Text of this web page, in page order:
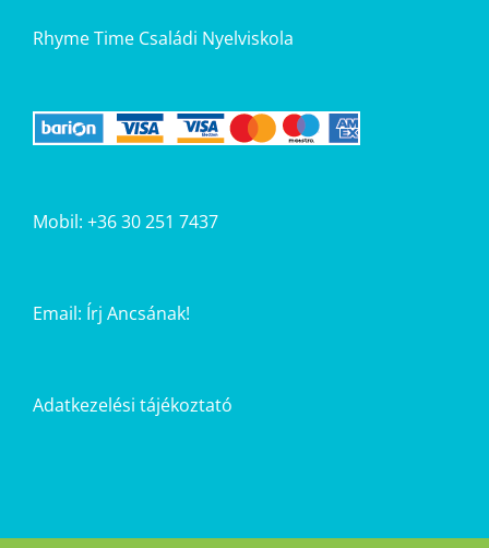
Rhyme Time Családi Nyelviskola
Mobil: +36 30 251 7437
Email: Írj Ancsának!
Adatkezelési tájékoztató